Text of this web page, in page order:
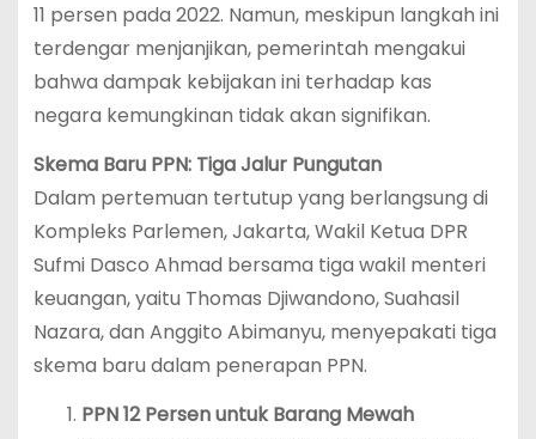
11 persen pada 2022. Namun, meskipun langkah ini
terdengar menjanjikan, pemerintah mengakui
bahwa dampak kebijakan ini terhadap kas
negara kemungkinan tidak akan signifikan.
Skema Baru PPN: Tiga Jalur Pungutan
Dalam pertemuan tertutup yang berlangsung di
Kompleks Parlemen, Jakarta, Wakil Ketua DPR
Sufmi Dasco Ahmad bersama tiga wakil menteri
keuangan, yaitu Thomas Djiwandono, Suahasil
Nazara, dan Anggito Abimanyu, menyepakati tiga
skema baru dalam penerapan PPN.
PPN 12 Persen untuk Barang Mewah